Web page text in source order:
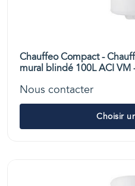
Chauffeo Compact -
mural blindé 100L ACI VM
Nous contacter
Choisir